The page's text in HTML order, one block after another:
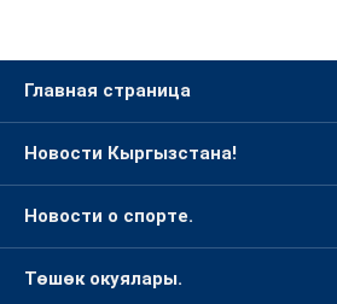
Главная страница
Новости Кыргызстана!
Новости о спорте.
Төшөк окуялары.